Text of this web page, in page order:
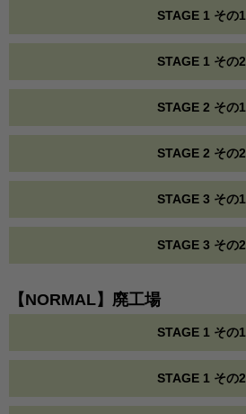
STAGE 1 その1
STAGE 1 その2
STAGE 2 その1
STAGE 2 その2
STAGE 3 その1
STAGE 3 その2
【NORMAL】廃工場
STAGE 1 その1
STAGE 1 その2